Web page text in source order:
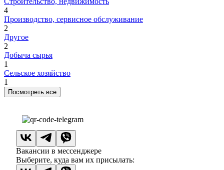
4
Производство, сервисное обслуживание
2
Другое
2
Добыча сырья
1
Сельское хозяйство
1
Посмотреть все
Вакансии в мессенджере
Выберите, куда вам их присылать: